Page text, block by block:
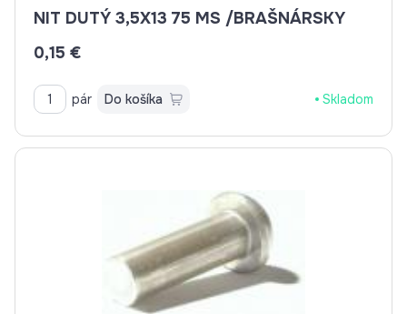
NIT DUTÝ 3,5X13 75 MS /BRAŠNÁRSKY
0,15 €
pár Do košíka Skladom